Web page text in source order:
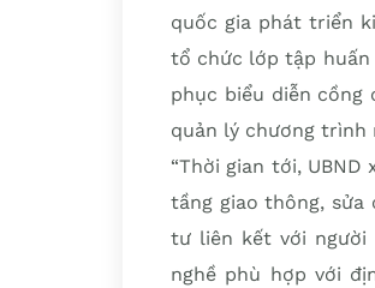
quốc gia phát triển
tổ chức lớp tập
phục biểu diễn cồng
quản lý chương trình
“Thời gian tới,
tầng giao thông,
tư liên kết với người
nghề phù hợp với